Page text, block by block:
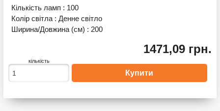
Кількість ламп : 100
Колір світла :Денне світло
Ширина/Довжина (см) : 200
1471,09 грн.
кількість